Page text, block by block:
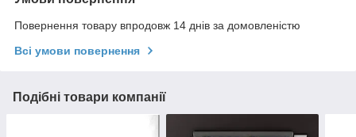
Повернення товару впродовж 14 днів за домовленістю
Всі умови повернення
Подібні товари компанії